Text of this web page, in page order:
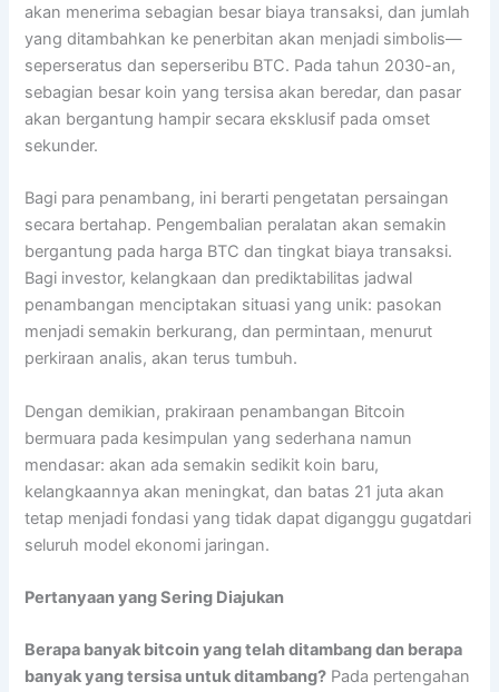
akan menerima sebagian besar biaya transaksi, dan jumlah
yang ditambahkan ke penerbitan akan menjadi simbolis—
seperseratus dan seperseribu BTC. Pada tahun 2030-an,
sebagian besar koin yang tersisa akan beredar, dan pasar
akan bergantung hampir secara eksklusif pada omset
sekunder.
Bagi para penambang, ini berarti pengetatan persaingan
secara bertahap. Pengembalian peralatan akan semakin
bergantung pada harga BTC dan tingkat biaya transaksi.
Bagi investor, kelangkaan dan prediktabilitas jadwal
penambangan menciptakan situasi yang unik: pasokan
menjadi semakin berkurang, dan permintaan, menurut
perkiraan analis, akan terus tumbuh.
Dengan demikian, prakiraan penambangan Bitcoin
bermuara pada kesimpulan yang sederhana namun
mendasar: akan ada semakin sedikit koin baru,
kelangkaannya akan meningkat, dan batas 21 juta akan
tetap menjadi fondasi yang tidak dapat diganggu gugatdari
seluruh model ekonomi jaringan.
Pertanyaan yang Sering Diajukan
Berapa banyak bitcoin yang telah ditambang dan berapa
banyak yang tersisa untuk ditambang? Pada pertengahan